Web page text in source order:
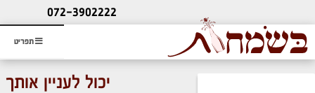
תפריט
ליעוץ חינם
והזמנת כרטיס שמחות
072-3902222
יכול לעניין אותך